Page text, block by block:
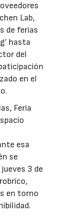
Lab,
de ferias
hasta
del
en el
Feria
esa
se
3 de
en torno